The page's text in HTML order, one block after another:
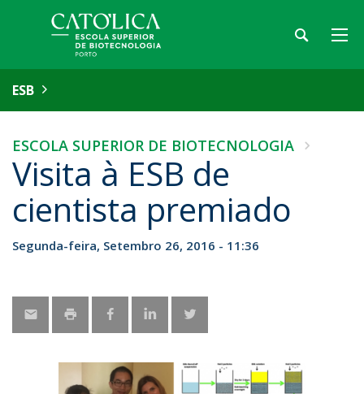
ESB
ESCOLA SUPERIOR DE BIOTECNOLOGIA
Visita à ESB de
cientista premiado
Segunda-feira, Setembro 26, 2016 - 11:36